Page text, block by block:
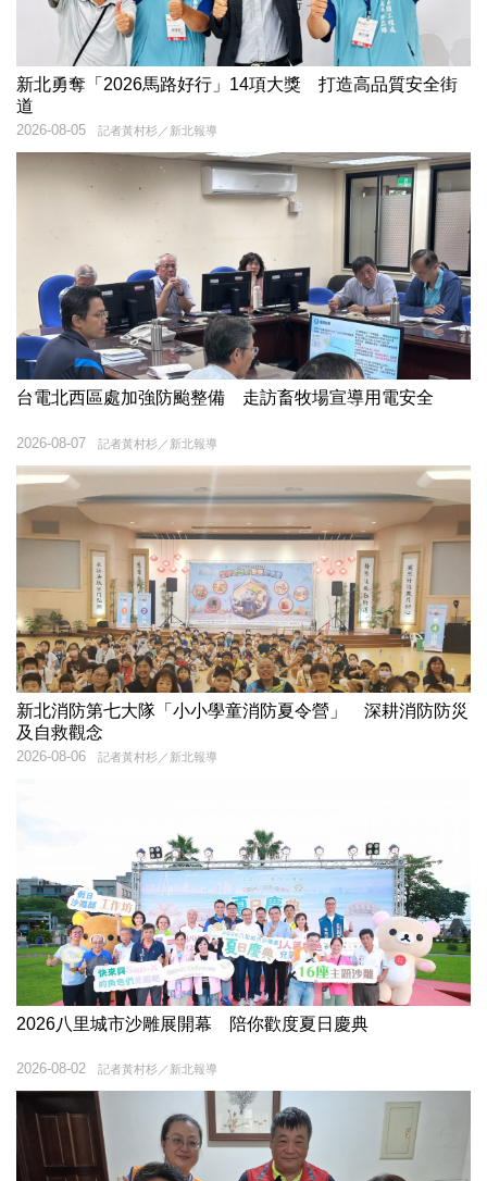
新北勇奪「2026馬路好行」14項大獎 打造高品質安全街
道
記者黃村杉／新北報導
2026-08-05
台電北西區處加強防颱整備 走訪畜牧場宣導用電安全
記者黃村杉／新北報導
2026-08-07
新北消防第七大隊「小小學童消防夏令營」 深耕消防防災
及自救觀念
記者黃村杉／新北報導
2026-08-06
2026八里城市沙雕展開幕 陪你歡度夏日慶典
記者黃村杉／新北報導
2026-08-02